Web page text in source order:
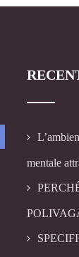
mentale